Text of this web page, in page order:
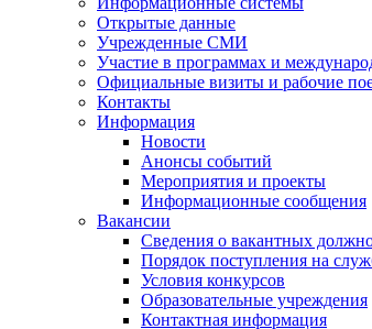
Открытые данные
Учрежденные СМИ
Участие в программах и
Официальные визиты и рабочие
Контакты
Информация
Новости
Анонсы событий
Мероприятия и проекты
Информационные сообщения
Вакансии
Сведения о вакантных
Порядок поступления на
Условия конкурсов
Образовательные учреждения
Контактная информация